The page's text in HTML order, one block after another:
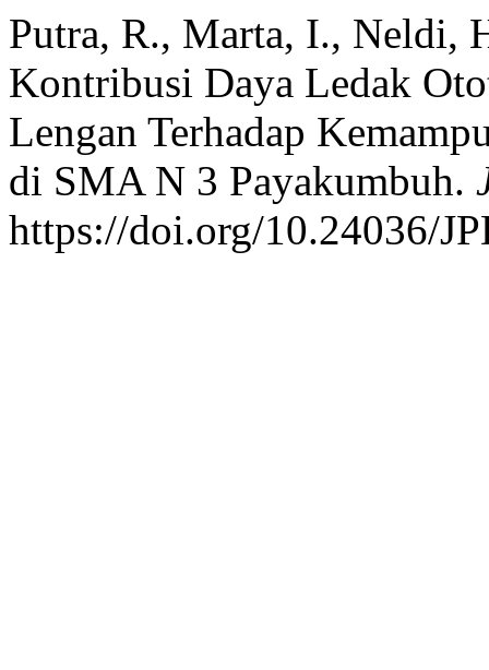
Putra, R., Marta, I., Neldi,
Kontribusi Daya Ledak
Lengan Terhadap
di SMA N 3 Payakumbuh.
https://doi.org/10.24036/